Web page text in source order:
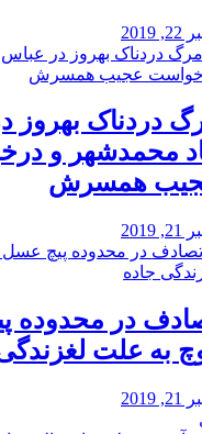
دردناک بهروز
محمدشهر و
همسرش
در محدوده
به علت